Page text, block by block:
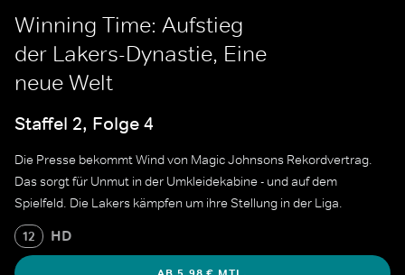
Winning Time: Aufstieg
der Lakers-Dynastie, Eine
neue Welt
Staffel 2, Folge 4
Die Presse bekommt Wind von Magic Johnsons Rekordvertrag.
Das sorgt für Unmut in der Umkleidekabine - und auf dem
Spielfeld. Die Lakers kämpfen um ihre Stellung in der Liga.
12 HD